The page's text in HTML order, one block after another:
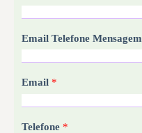
Email Telefone Mensagem
Email *
Telefone *